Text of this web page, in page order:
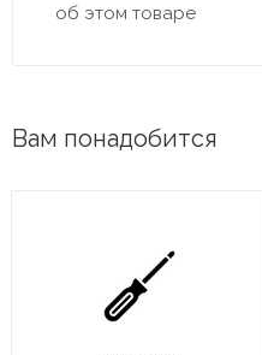
об этом товаре
Вам понадобится